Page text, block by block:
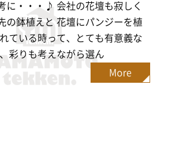
に・・・♪ 会社の花壇も寂しく
の鉢植えと 花壇にパンジーを植
ている時って、とても有意義な
彩りも考えながら選ん
More